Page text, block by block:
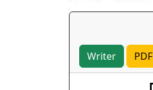
Writer PDF